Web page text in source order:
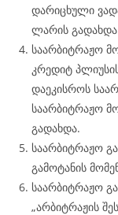
დარიცხული
ლარის
საარბიტრაჟო
კრედიტ
დაეკისროს
საარბიტრაჟო
გადახდა.
საარბიტრაჟო
გამოტანის
საარბიტრაჟო
„არბიტრაჟის